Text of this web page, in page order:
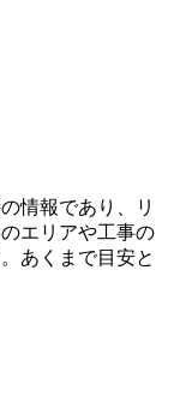
情報であり、リ
エリアや工事の
あくまで目安と